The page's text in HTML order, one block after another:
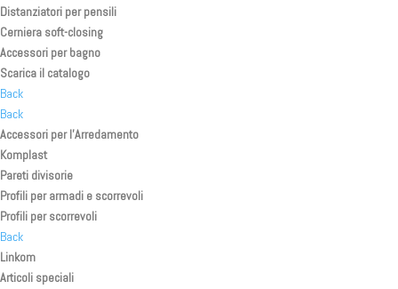
Distanziatori per pensili
Cerniera soft-closing
Accessori per bagno
Scarica il catalogo
Back
Back
Accessori per l’Arredamento
Komplast
Pareti divisorie
Profili per armadi e scorrevoli
Profili per scorrevoli
Back
Linkom
Articoli speciali